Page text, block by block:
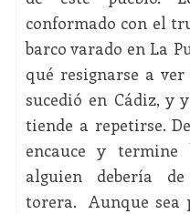
conformado con el
barco varado en La
qué resignarse a
sucedió en Cádiz, y
tiende a repetirse.
encauce y
alguien debería
torera. Aunque sea